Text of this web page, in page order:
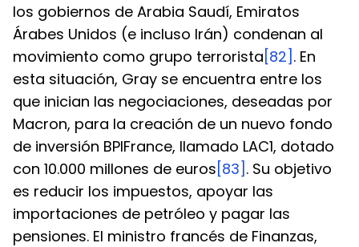
los gobiernos de Arabia Saudí, Emiratos
Árabes Unidos (e incluso Irán) condenan al
movimiento como grupo terrorista [82] . En
esta situación, Gray se encuentra entre los
que inician las negociaciones, deseadas por
Macron, para la creación de un nuevo fondo
de inversión BPIFrance, llamado LAC1, dotado
con 10.000 millones de euros [83] . Su objetivo
es reducir los impuestos, apoyar las
importaciones de petróleo y pagar las
pensiones. El ministro francés de Finanzas,